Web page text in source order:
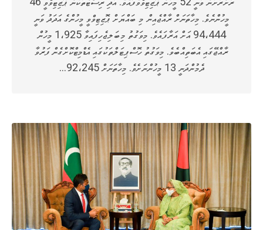
މީހުންނެވެ. މިހާތަނަށް ރާއްޖެއިން މި ބައްޔަށް ޕޮޒިޓިވްވީ މީހުންގެ އަދަދު ވަނީ
94،444 އަށް އަރާފައެވެ. މިވަގުތު މިބަލިޖެހިފައިވާ 1،925 މީހުން
ރާއްޖޭގައި އެބަތިއްބެވެ. މިވަގުތު ހޮސްޕިޓަލްތަކުގައި އެޑްމިޓްކޮށްގެން ފަރުވާ
ދެމުންދަނީ 13 މީހުންނަށެވެ. މިހާތަނަށް 92،245…